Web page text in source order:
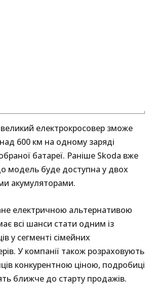
електрокросовер зможе
600 км на одному заряді
батареї. Раніше Skoda вже
модель буде доступна у двох
акумуляторами.
електричною альтернативою
всі шанси стати одним із
у сегменті сімейних
У компанії також розраховують
конкурентною ціною, подробиці
ближче до старту продажів.